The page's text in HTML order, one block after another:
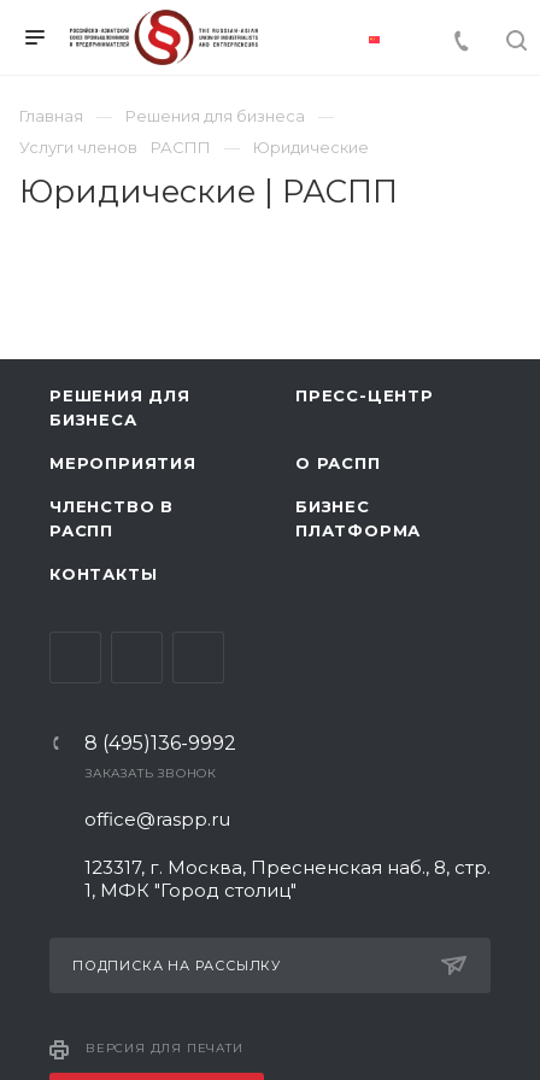
Главная
Решения для бизнеса
Услуги членов РАСПП
Юридические
Юридические | РАСПП
РЕШЕНИЯ ДЛЯ
БИЗНЕСА
ПРЕСС-ЦЕНТР
МЕРОПРИЯТИЯ О РАСПП
ЧЛЕНСТВО В
РАСПП
БИЗНЕС
ПЛАТФОРМА
КОНТАКТЫ
8 (495)136-9992
ЗАКАЗАТЬ ЗВОНОК
office@raspp.ru
123317, г. Москва, Пресненская наб., 8, стр.
1, МФК "Город столиц"
ПОДПИСКА НА РАССЫЛКУ
ВЕРСИЯ ДЛЯ ПЕЧАТИ